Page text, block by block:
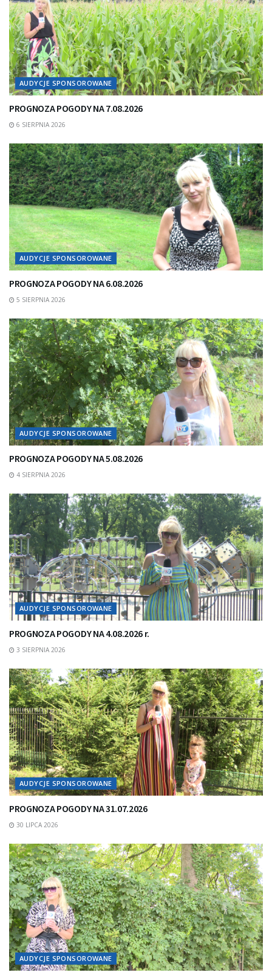
AUDYCJE SPONSOROWANE
PROGNOZA POGODY NA 7.08.2026
6 SIERPNIA 2026
AUDYCJE SPONSOROWANE
PROGNOZA POGODY NA 6.08.2026
5 SIERPNIA 2026
AUDYCJE SPONSOROWANE
PROGNOZA POGODY NA 5.08.2026
4 SIERPNIA 2026
AUDYCJE SPONSOROWANE
PROGNOZA POGODY NA 4.08.2026 r.
3 SIERPNIA 2026
AUDYCJE SPONSOROWANE
PROGNOZA POGODY NA 31.07.2026
30 LIPCA 2026
AUDYCJE SPONSOROWANE